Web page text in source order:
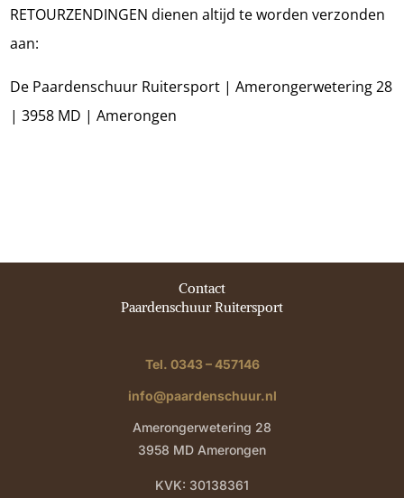
RETOURZENDINGEN dienen altijd te worden verzonden
aan:
De Paardenschuur Ruitersport | Amerongerwetering 28
| 3958 MD | Amerongen
Contact
Paardenschuur Ruitersport
Tel. 0343 – 457146
info@paardenschuur.nl
Amerongerwetering 28
3958 MD Amerongen
KVK: 30138361